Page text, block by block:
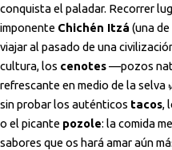
conquista el paladar. Recorrer
imponente Chichén Itzá (una
viajar al pasado de una
cultura, los cenotes—pozos
refrescante en medio de la selva
sin probar los auténticos tacos,
o el picante pozole: la comida
sabores que os hará amar aún